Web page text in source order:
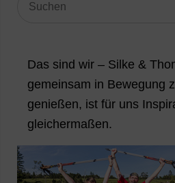
Das sind wir – Silke &
gemeinsam in Bewegung
genießen, ist für uns
gleichermaßen.